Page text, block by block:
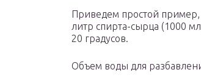
Приведем простой пример,
литр спирта-сырца (1000
20 градусов.
Объем воды для